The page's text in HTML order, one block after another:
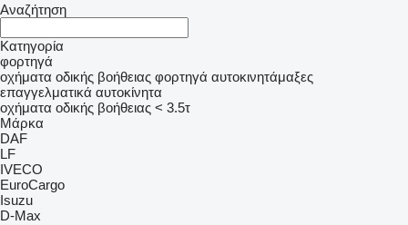
Αναζήτηση
Κατηγορία
φορτηγά
οχήματα οδικής βοήθειας φορτηγά αυτοκινητάμαξες
επαγγελματικά αυτοκίνητα
οχήματα οδικής βοήθειας < 3.5τ
Μάρκα
DAF
LF
IVECO
EuroCargo
Isuzu
D-Max